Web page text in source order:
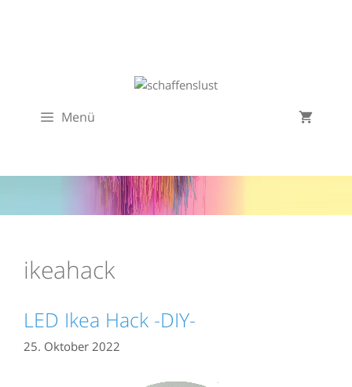
Menü
ikeahack
LED Ikea Hack -DIY-
25. Oktober 2022